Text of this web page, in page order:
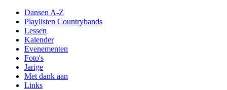
Dansen A-Z
Playlisten Countrybands
Lessen
Kalender
Evenementen
Foto's
Jarige
Met dank aan
Links